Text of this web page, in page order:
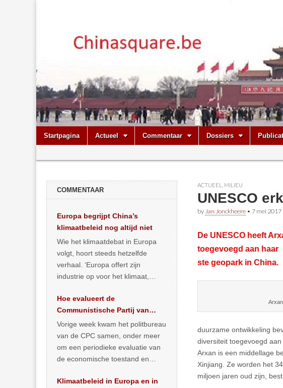
Chinasquare.be
Main
menu
Skip
Startpagina Actueel Commentaar Dossiers
menu
ACTUEEL MILIEU
UNESCO
by Jan Jonckheere • 7 mei 2017
De UNESCO heeft
toegevoegd aan haar
ste geopark in China.
Arxan
duurzame ontwikkeling
diversiteit toegevoegd
Arxan is een middellage
Xinjiang. Ze worden het
miljoen jaren oud zijn,
COMMENTAAR
Europa begrijpt China’s
klimaatbeleid nog altijd niet
Wie het klimaatdebat in Europa
volgt, hoort steeds hetzelfde
verhaal. ‘Europa offert zijn
industrie op voor het klimaat,
vergroening… >> lees meer
Hoe evalueert de
Communistische Partij van
China de economische
situatie?
Vorige week kwam het politbureau
van de CPC samen, onder meer
om een periodieke evaluatie van
de economische toestand en
publiceerden… >> lees meer
Klimaatbeleid in Europa en in